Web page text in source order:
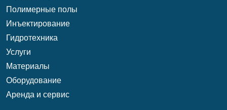
Полимерные полы
Инъектирование
Гидротехника
Услуги
Материалы
Оборудование
Аренда и сервис